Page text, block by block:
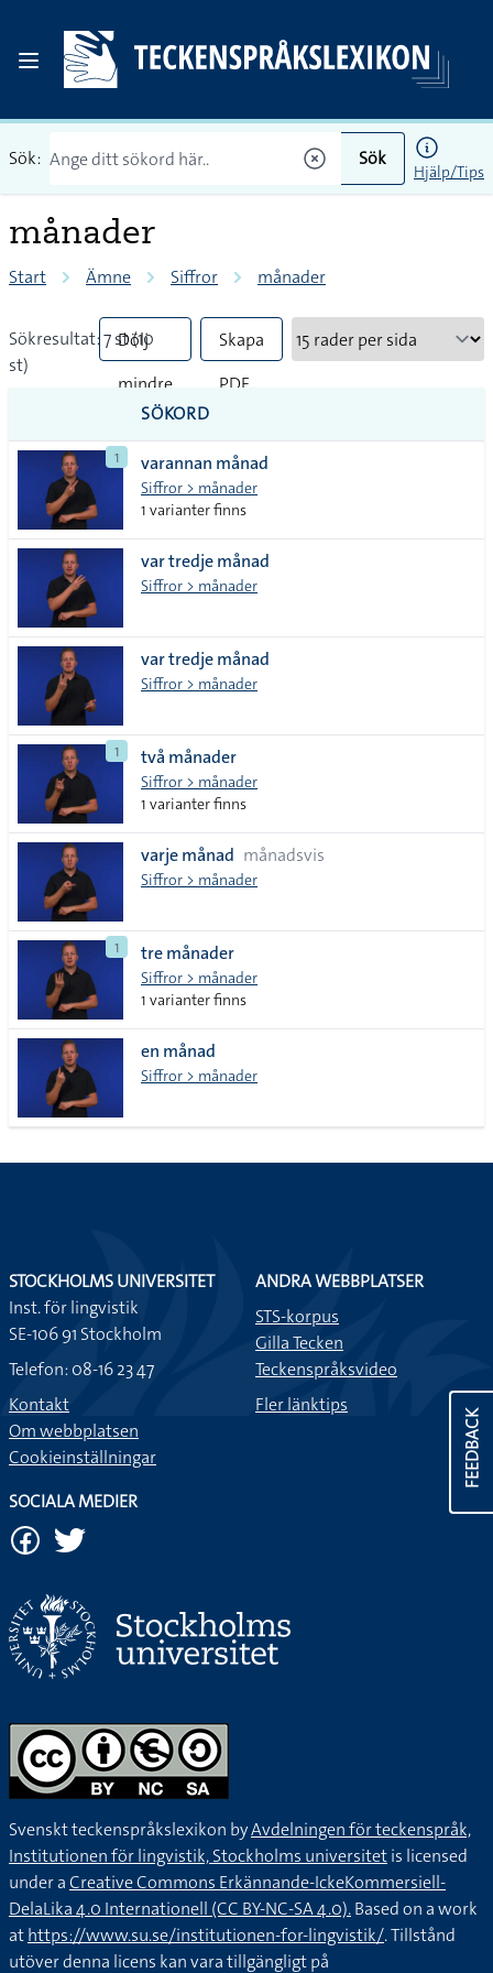
Sök: Sök
Hjälp/Tips
månader
Start Ämne Siffror månader
Sökresultat: 7 st (10
st)
Dölj
mindre
tecken
Skapa
PDF
SÖKORD
1 varannan månad
Siffror > månader
1 varianter finns
var tredje månad
Siffror > månader
var tredje månad
Siffror > månader
1 två månader
Siffror > månader
1 varianter finns
varje månad månadsvis
Siffror > månader
1 tre månader
Siffror > månader
1 varianter finns
en månad
Siffror > månader
FEEDBACK
STOCKHOLMS UNIVERSITET
Inst. för lingvistik
SE-106 91 Stockholm
Telefon: 08-16 23 47
Kontakt
Om webbplatsen
Cookieinställningar
ANDRA WEBBPLATSER
STS-korpus
Gilla Tecken
Teckenspråksvideo
Fler länktips
SOCIALA MEDIER
Svenskt teckenspråkslexikon byAvdelningen för teckenspråk,
Institutionen för lingvistik, Stockholms universitetis licensed
under aCreative Commons Erkännande-IckeKommersiell-
DelaLika 4.0 Internationell (CC BY-NC-SA 4.0).Based on a work
athttps://www.su.se/institutionen-for-lingvistik/. Tillstånd
utöver denna licens kan vara tillgängligt på